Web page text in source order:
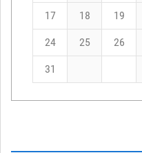
17 18 19
24 25 26
31